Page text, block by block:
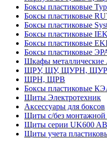
Боксы пластиковые
Боксы пластиковые
Боксы пластиковые
Боксы пластиковые IEK
Боксы пластиковые
Боксы пластиковые
Шкафы металлические
ЩРУ, ЩУ, ЩУРН,
ЩРН, ЩРВ
Боксы пластиковые
Щиты Электротехник
Аксессуары для боксов
Щиты с/без
Щиты серии UK600
Щиты учета